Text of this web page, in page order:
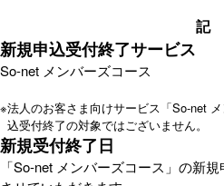
記
新規申込受付終了サービス
So-net メンバーズコース
※法人のお客さま向けサービス「So-net
込受付終了の対象ではございません。
新規受付終了日
「So-net メンバーズコース」の新